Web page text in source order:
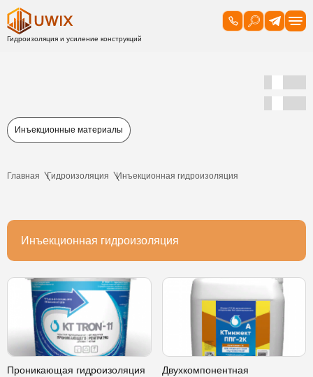
Инъекционные материалы
Главная Гидроизоляция Инъекционная гидроизоляция
Инъекционная гидроизоляция
Проникающая гидроизоляция
Двухкомпонентная